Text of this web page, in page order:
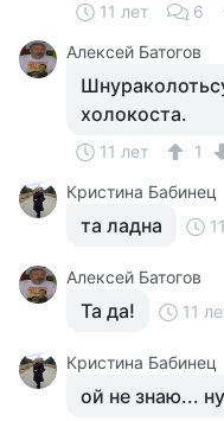
11 лет 6
Алексей Батогов
холокоста.
11 лет
1
Кристина Бабинец
та ладна
Алексей Батогов
Та да! 11
Кристина Бабинец
ой не знаю...